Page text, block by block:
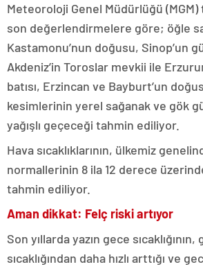
Meteoroloji Genel Müdürlüğü (MGM)
son değerlendirmelere göre; öğle
Kastamonu’nun doğusu, Sinop’un
Akdeniz’in Toroslar mevkii ile
batısı, Erzincan ve Bayburt’un
kesimlerinin yerel sağanak ve gök
yağışlı geçeceği tahmin ediliyor.
Hava sıcaklıklarının, ülkemiz
normallerinin 8 ila 12 derece
tahmin ediliyor.
Aman dikkat: Felç riski artıyor
Son yıllarda yazın gece sıcaklığının,
sıcaklığından daha hızlı arttığı ve